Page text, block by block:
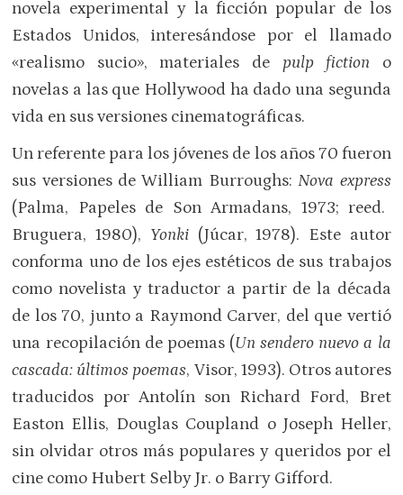
novela experimental y la ficción popular de los
Estados Unidos, interesándose por el llamado
«realismo sucio», materiales de pulp fiction o
novelas a las que Hollywood ha dado una segunda
vida en sus versiones cinematográficas.
Un referente para los jóvenes de los años 70 fueron
sus versiones de William Burroughs:Nova express
(Palma, Papeles de Son Armadans, 1973; reed.
Bruguera, 1980), Yonki (Júcar, 1978). Este autor
conforma uno de los ejes estéticos de sus trabajos
como novelista y traductor a partir de la década
de los 70, junto a Raymond Carver, del que vertió
una recopilación de poemas (Un sendero nuevo a la
cascada: últimos poemas, Visor, 1993). Otros autores
traducidos por Antolín son Richard Ford, Bret
Easton Ellis, Douglas Coupland o Joseph Heller,
sin olvidar otros más populares y queridos por el
cine como Hubert Selby Jr. o Barry Gifford.